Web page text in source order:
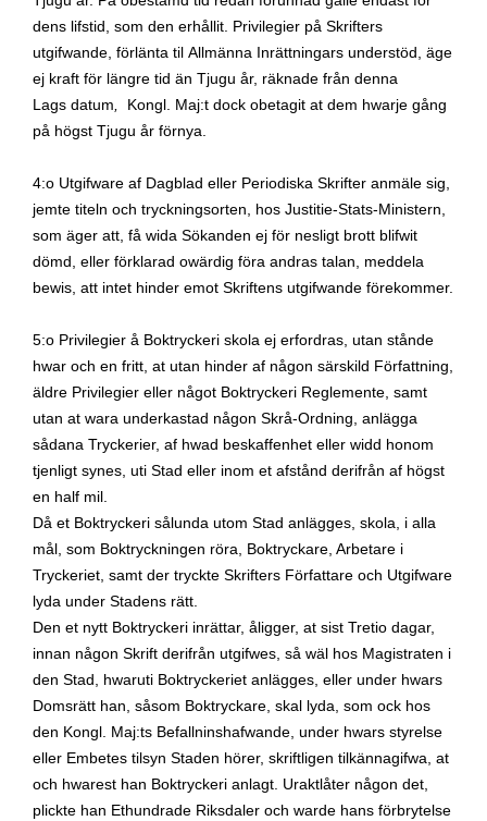
dens lifstid, som den erhållit. Privilegier på Skrifters
utgifwande, förlänta til Allmänna Inrättningars understöd, äge
ej kraft för längre tid än Tjugu år, räknade från denna
Lags datum
Kongl. Maj:t dock obetagit at dem hwarje gång
på högst Tjugu år förnya.
4:o Utgifware af Dagblad eller Periodiska Skrifter anmäle sig,
jemte titeln och tryckningsorten, hos Justitie-Stats-Ministern,
som äger att, få wida Sökanden ej för nesligt brott blifwit
dömd, eller förklarad owärdig föra andras talan, meddela
bewis, att intet hinder emot Skriftens utgifwande förekommer.
5:o Privilegier å Boktryckeri skola ej erfordras, utan stånde
hwar och en fritt, at utan hinder af någon särskild Författning,
äldre Privilegier eller något Boktryckeri Reglemente, samt
utan at wara underkastad någon Skrå-Ordning, anlägga
sådana Tryckerier, af hwad beskaffenhet eller widd honom
tjenligt synes, uti Stad eller inom et afstånd derifrån af högst
en half mil.
Då et Boktryckeri sålunda utom Stad anlägges, skola, i alla
mål, som Boktryckningen röra, Boktryckare, Arbetare i
Tryckeriet, samt der tryckte Skrifters Författare och Utgifware
lyda under Stadens rätt.
Den et nytt Boktryckeri inrättar, åligger, at sist Tretio dagar,
innan någon Skrift derifrån utgifwes, så wäl hos Magistraten i
den Stad, hwaruti Boktryckeriet anlägges, eller under hwars
Domsrätt han, såsom Boktryckare, skal lyda, som ock hos
den Kongl. Maj:ts Befallninshafwande, under hwars styrelse
eller Embetes tilsyn Staden hörer, skriftligen tilkännagifwa, at
och hwarest han Boktryckeri anlagt. Uraktlåter någon det,
plickte han Ethundrade Riksdaler och warde hans förbrytelse